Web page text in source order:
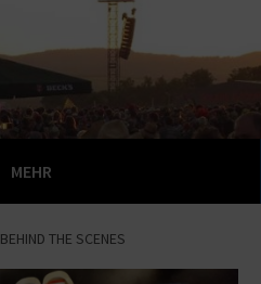
MEHR
BEHIND THE SCENES